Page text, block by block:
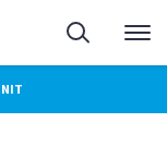
Pesquisa